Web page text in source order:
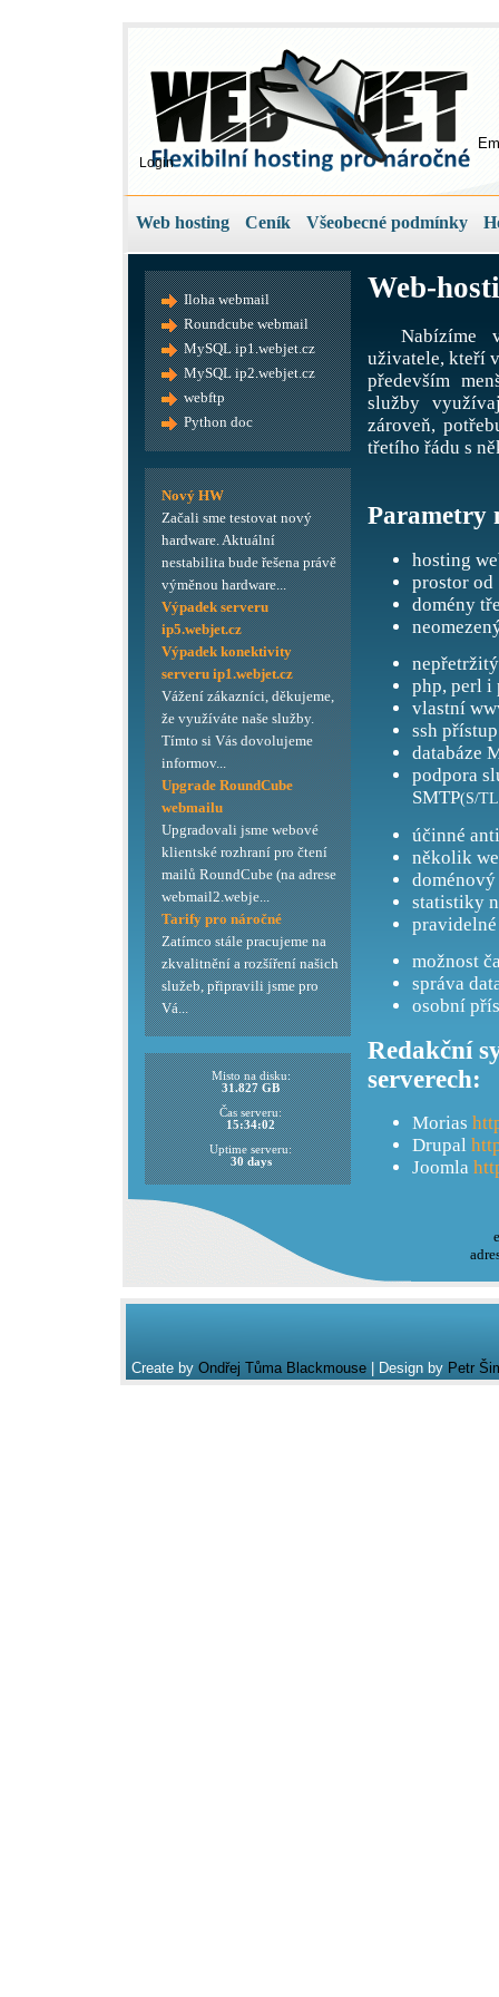
Login
Web hosting Ceník Všeobecné podmínky
Web-
Nabízíme
uživatele, kteří
především
služby
zároveň,
třetího řádu s
Parametry
hosting
prostor od
domény
php, perl i
vlastní
ssh přístup
databáze
podpora
SMTP(S/
účinné
několik
doménový
statistiky
možnost
správa
osobní
Redakční
serverech:
Morias
Drupal
Joomla
Iloha webmail
Roundcube webmail
MySQL ip1.webjet.cz
MySQL ip2.webjet.cz
webftp
Python doc
Nový HW
Začali sme testovat nový
hardware. Aktuální
nestabilita bude řešena právě
výměnou hardware...
Výpadek serveru
ip5.webjet.cz
Výpadek konektivity
serveru ip1.webjet.cz
Vážení zákazníci, děkujeme,
že využíváte naše služby.
Tímto si Vás dovolujeme
informov...
Upgrade RoundCube
webmailu
Upgradovali jsme webové
klientské rozhraní pro čtení
mailů RoundCube (na adrese
webmail2.webje...
Tarify pro náročné
Zatímco stále pracujeme na
zkvalitnění a rozšíření našich
služeb, připravili jsme pro
Vá...
Misto na disku:
31.827 GB
Čas serveru:
15:34:02
Uptime serveru:
30 days
Create by Ondřej Tůma Blackmouse| Design by Petr